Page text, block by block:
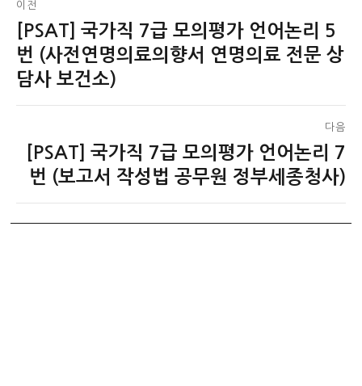
탐
색
이전
이
전
글:
[PSAT] 국가직 7급 모의평가 언어논리 5
번 (사전연명의료의향서 연명의료 전문 상
담사 보건소)
다음
[PSAT] 국가직 7급 모의평가 언어논리 7
번 (보고서 작성법 공무원 정부세종청사)